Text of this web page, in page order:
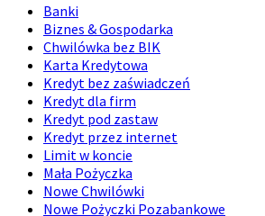
Banki
Biznes & Gospodarka
Chwilówka bez BIK
Karta Kredytowa
Kredyt bez zaświadczeń
Kredyt dla firm
Kredyt pod zastaw
Kredyt przez internet
Limit w koncie
Mała Pożyczka
Nowe Chwilówki
Nowe Pożyczki Pozabankowe